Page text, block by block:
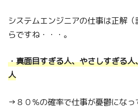
システムエンジニアの仕事は正解
らですね・・・。
・真面目すぎる人、やさしすぎる
人
→８０％の確率で仕事が憂鬱になっ